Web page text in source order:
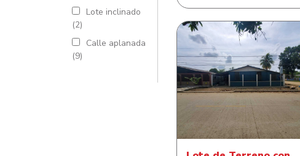
Lote inclinado
(2)
Calle aplanada
(9)
Lote de Terreno con casa
de habitacion en Colonia
Sitraterco